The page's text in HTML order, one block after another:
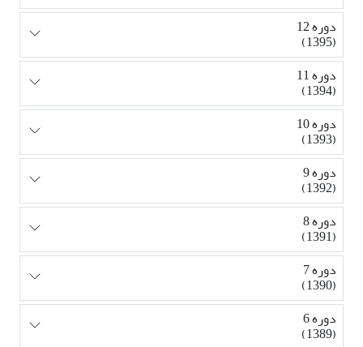
دوره 12
(1395)
دوره 11
(1394)
دوره 10
(1393)
دوره 9
(1392)
دوره 8
(1391)
دوره 7
(1390)
دوره 6
(1389)